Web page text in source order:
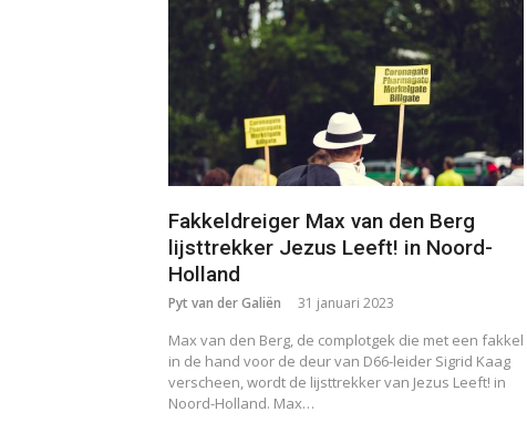
Fakkeldreiger Max van den Berg
lijsttrekker Jezus Leeft! in Noord-
Holland
Pyt van der Galiën 31 januari 2023
Max van den Berg, de complotgek die met een fakkel
in de hand voor de deur van D66-leider Sigrid Kaag
verscheen, wordt de lijsttrekker van Jezus Leeft! in
Noord-Holland. Max…